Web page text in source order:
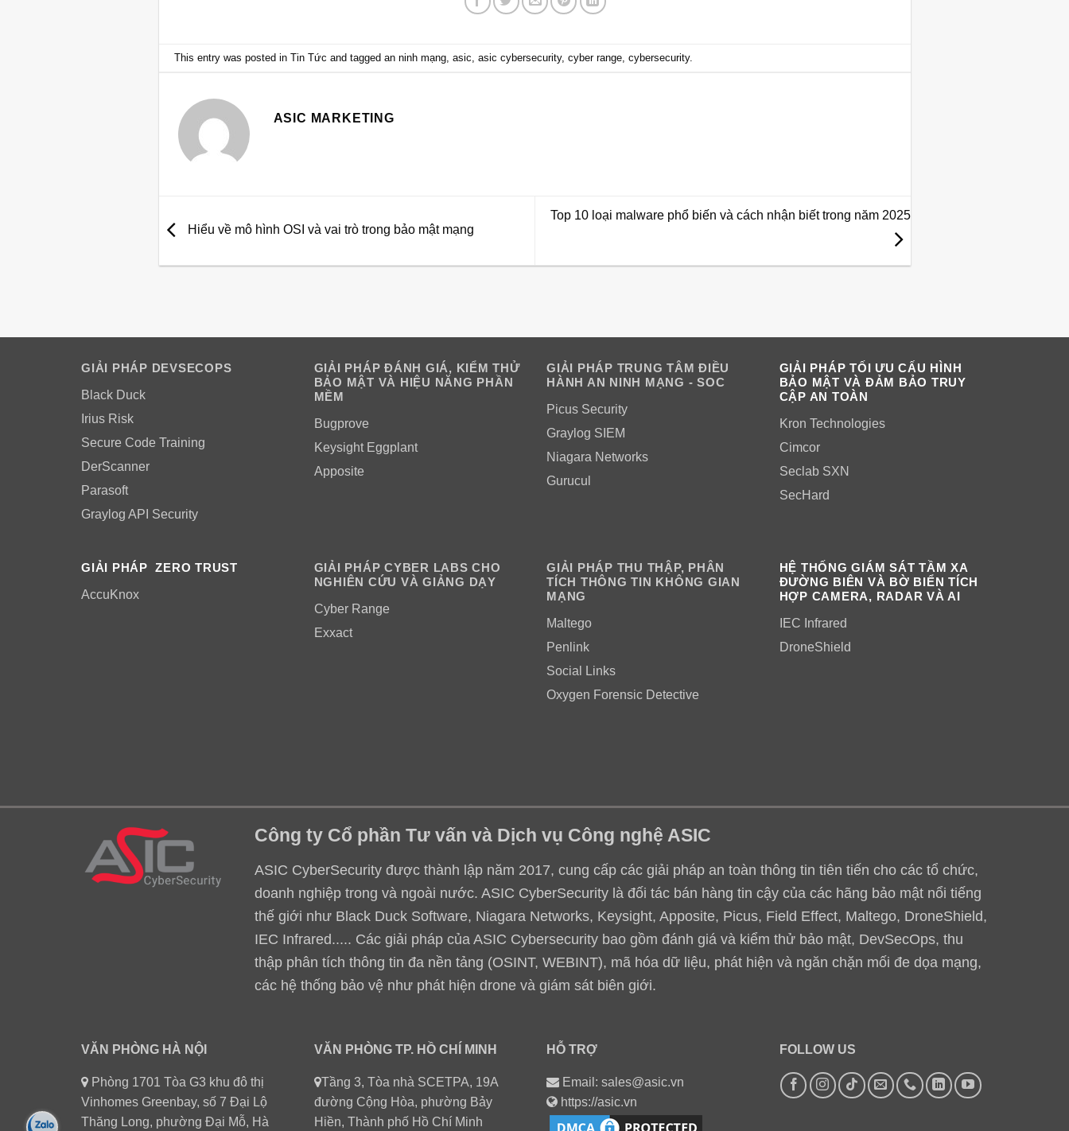
This entry was posted in Tin Tức and tagged an ninh mạng, asic asic cybersecurity, cyber range, cybersecurity.
ASIC MARKETING
Hiểu về mô hình OSI và vai trò trong bảo mật mạng
Top 10 loại malware phổ biến và cách nhận biết trong năm 2025
GIẢI PHÁP DEVSECOPS
Black Duck
Irius Risk
Secure Code Training
DerScanner
Parasoft
Graylog API Security
GIẢI PHÁP ĐÁNH GIÁ, KIỂM THỬ
BẢO MẬT VÀ HIỆU NĂNG PHẦN
MỀM
Bugprove
Keysight Eggplant
Apposite
GIẢI PHÁP TRUNG TÂM ĐIỀU
HÀNH AN NINH MẠNG - SOC
Picus Security
Graylog SIEM
Niagara Networks
Gurucul
GIẢI PHÁP TỐI ƯU CẤU HÌNH
BẢO MẬT VÀ ĐẢM BẢO TRUY
CẬP AN TOÀN
Kron Technologies
Cimcor
Seclab SXN
SecHard
GIẢI PHÁP ZERO TRUST
AccuKnox
GIẢI PHÁP CYBER LABS CHO
NGHIÊN CỨU VÀ GIẢNG DẠY
Cyber Range
Exxact
GIẢI PHÁP THU THẬP, PHÂN
TÍCH THÔNG TIN KHÔNG GIAN
MẠNG
Maltego
Penlink
Social Links
Oxygen Forensic Detective
HỆ THỐNG GIÁM SÁT TẦM XA
ĐƯỜNG BIÊN VÀ BỜ BIỂN TÍCH
HỢP CAMERA, RADAR VÀ AI
IEC Infrared
DroneShield
Công ty Cổ phần Tư vấn và Dịch vụ Công nghệ ASIC
ASIC CyberSecurity được thành lập năm 2017, cung cấp các giải pháp an toàn thông tin tiên tiến cho các tổ chức,
doanh nghiệp trong và ngoài nước. ASIC CyberSecurity là đối tác bán hàng tin cậy của các hãng bảo mật nổi tiếng
thế giới như Black Duck Software, Niagara Networks, Keysight, Apposite, Picus, Field Effect, Maltego, DroneShield,
IEC Infrared..... Các giải pháp của ASIC Cybersecurity bao gồm đánh giá và kiểm thử bảo mật, DevSecOps, thu
thập phân tích thông tin đa nền tảng (OSINT, WEBINT), mã hóa dữ liệu, phát hiện và ngăn chặn mối đe dọa mạng,
các hệ thống bảo vệ như phát hiện drone và giám sát biên giới.
VĂN PHÒNG HÀ NỘI
Phòng 1701 Tòa G3 khu đô thị
Vinhomes Greenbay, số 7 Đại Lộ
Thăng Long, phường Đại Mỗ, Hà
VĂN PHÒNG TP. HỒ CHÍ MINH
Tầng 3, Tòa nhà SCETPA, 19A
đường Cộng Hòa, phường Bảy
Hiền, Thành phố Hồ Chí Minh
HỖ TRỢ
Email: sales@asic.vn
https://asic.vn
FOLLOW US